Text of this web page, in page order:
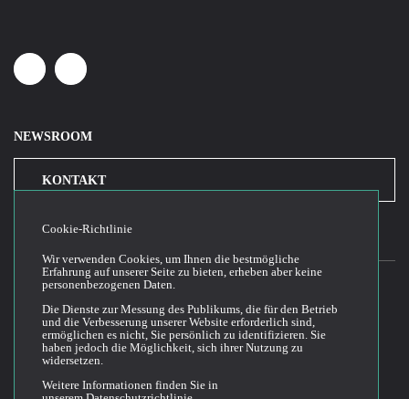
LinkedinYoutube
NEWSROOM
KONTAKT
2026© Cloud Temple
Allgemeine Bedingungen für die Nutzung der Website
Politik der Vertraulichkeit
Politik der Cookies
Cookie-Richtlinie
Wir verwenden Cookies, um Ihnen die bestmögliche
Erfahrung auf unserer Seite zu bieten, erheben aber keine
personenbezogenen Daten.
Die Dienste zur Messung des Publikums, die für den Betrieb
und die Verbesserung unserer Website erforderlich sind,
ermöglichen es nicht, Sie persönlich zu identifizieren. Sie
haben jedoch die Möglichkeit, sich ihrer Nutzung zu
widersetzen.
Weitere Informationen finden Sie in